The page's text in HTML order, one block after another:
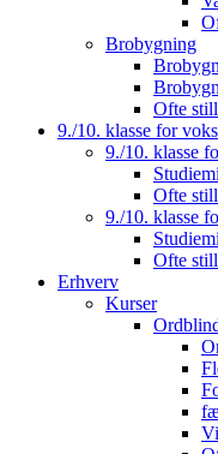
Brobygning
Ofte
9./10. klasse for
9./10. klasse
Ofte
9./10. klasse
Ofte
Erhverv
Kurser